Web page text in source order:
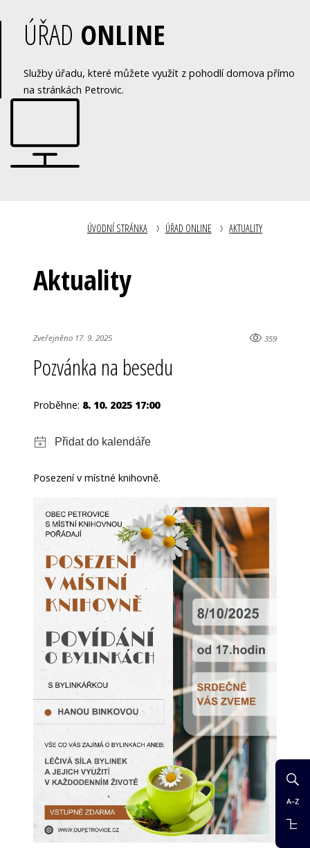
ÚŘAD ONLINE
Služby úřadu, které můžete využít z pohodlí domova přímo
na stránkách Petrovic.
ÚVODNÍ STRÁNKA ÚŘAD ONLINE AKTUALITY
Aktuality
Zveřejněno 17. 9. 2025 359
Pozvánka na besedu
Proběhne: 8. 10. 2025 17:00
Posezení v místné knihovně.